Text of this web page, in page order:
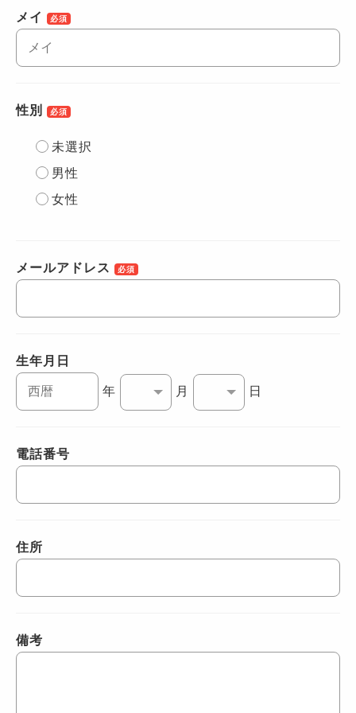
メイ 必須
性別 必須
未選択
男性
女性
メールアドレス 必須
生年月日
年 月 日
電話番号
住所
備考